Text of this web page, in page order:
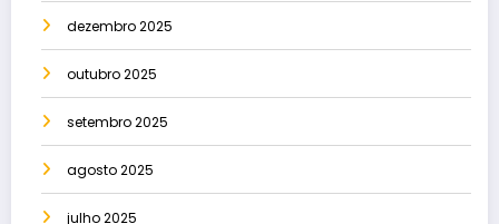
dezembro 2025
outubro 2025
setembro 2025
agosto 2025
julho 2025